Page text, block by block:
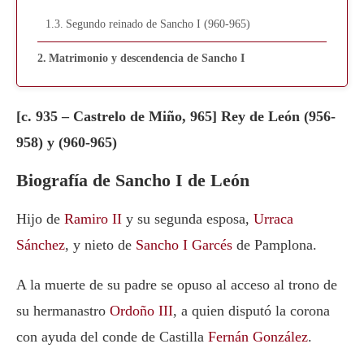
Segundo reinado de Sancho I (960-965)
Matrimonio y descendencia de Sancho I
[c. 935 – Castrelo de Miño, 965] Rey de León (956-
958) y (960-965)
Biografía de Sancho I de León
Hijo de Ramiro II y su segunda esposa, Urraca
Sánchez, y nieto de Sancho I Garcés de Pamplona.
A la muerte de su padre se opuso al acceso al trono de
su hermanastro Ordoño III, a quien disputó la corona
con ayuda del conde de Castilla Fernán González.